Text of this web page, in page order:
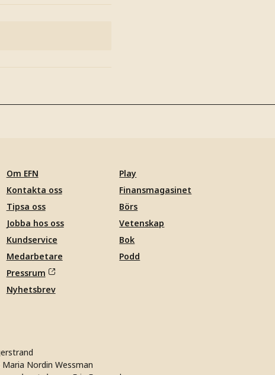
Om EFN
Kontakta oss
Tipsa oss
Jobba hos oss
Kundservice
Medarbetare
Pressrum
Nyhetsbrev
Play
Finansmagasinet
Börs
Vetenskap
Bok
Podd
Maria Nordin Wessman